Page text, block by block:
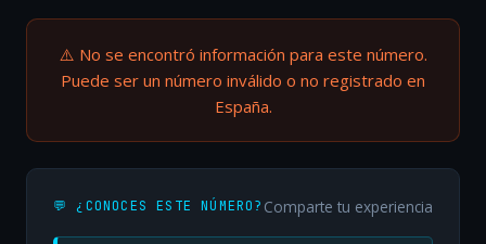
⚠️ No se encontró información para este número.
Puede ser un número inválido o no registrado en
España.
💬 ¿CONOCES ESTE NÚMERO? Comparte tu experiencia